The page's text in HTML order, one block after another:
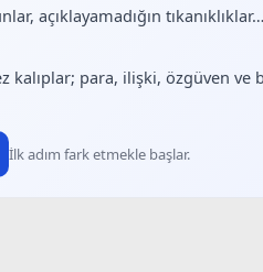
açıklayamadığın
para, ilişki, özgüven ve
İlk adım fark etmekle başlar.